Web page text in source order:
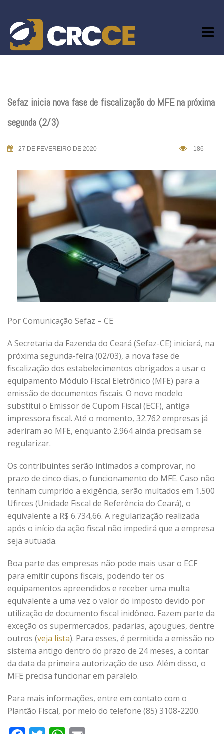
content
Sefaz inicia nova fase de fiscalização do MFE na próxima
segunda (2/3)
27 DE FEVEREIRO DE 2020 186
Por Comunicação Sefaz – CE
A Secretaria da Fazenda do Ceará (Sefaz-CE) iniciará, na
próxima segunda-feira (02/03), a nova fase de
fiscalização dos estabelecimentos obrigados a usar o
equipamento Módulo Fiscal Eletrônico (MFE) para a
emissão de documentos fiscais. O novo modelo
substitui o Emissor de Cupom Fiscal (ECF), antiga
impressora fiscal. Até o momento, 32.762 empresas já
aderiram ao MFE, enquanto 2.964 ainda precisam se
regularizar.
Os contribuintes serão intimados a comprovar, no
prazo de cinco dias, o funcionamento do MFE. Caso não
tenham cumprido a exigência, serão multados em 1.500
Ufirces (Unidade Fiscal de Referência do Ceará), o
equivalente a R$ 6.734,66. A regularização realizada
após o início da ação fiscal não impedirá que a empresa
seja autuada.
Boa parte das empresas não pode mais usar o ECF
para emitir cupons fiscais, podendo ter os
equipamentos apreendidos e receber uma multa
equivalente a uma vez o valor do imposto devido por
utilização de documento fiscal inidôneo. Fazem parte da
exceção os supermercados, padarias, açougues, dentre
outros (veja lista). Para esses, é permitida a emissão no
sistema antigo dentro do prazo de 24 meses, a contar
da data da primeira autorização de uso. Além disso, o
MFE precisa funcionar em paralelo.
Para mais informações, entre em contato com o
Plantão Fiscal, por meio do telefone (85) 3108-2200.